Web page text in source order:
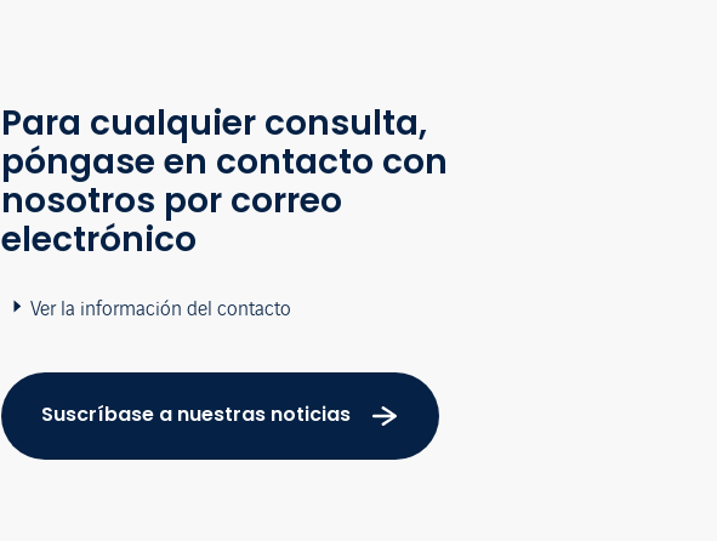
Para cualquier consulta,
póngase en contacto con
nosotros por correo
electrónico
Ver la información del contacto
Suscríbase a nuestras noticias